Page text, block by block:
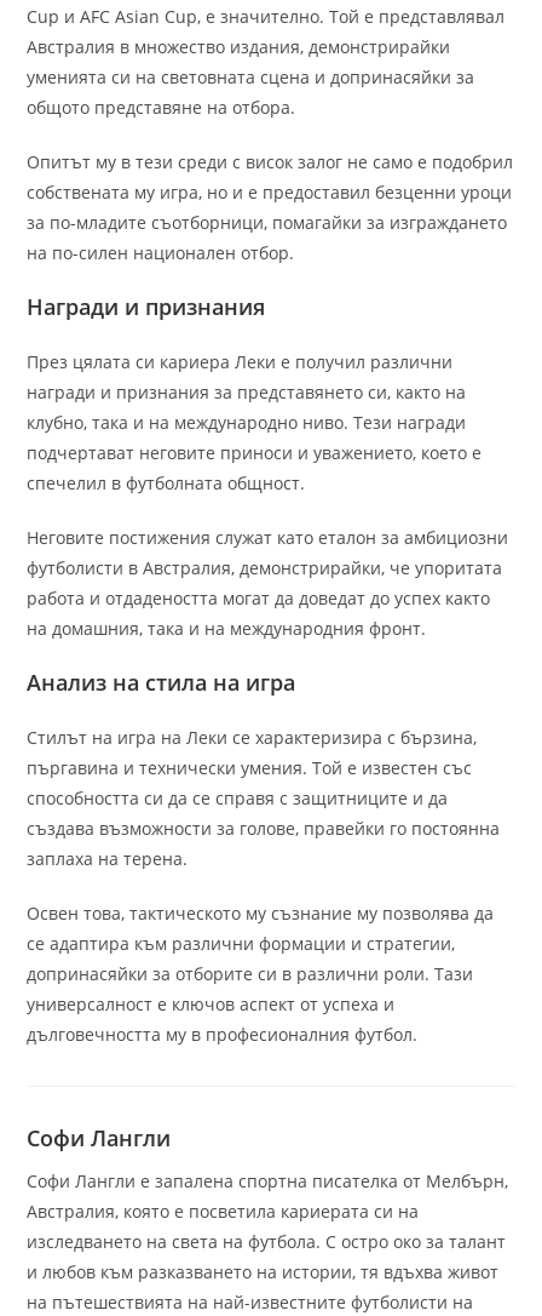
Cup и AFC Asian Cup, е значително. Той е представлявал
Австралия в множество издания, демонстрирайки
уменията си на световната сцена и допринасяйки за
общото представяне на отбора.
Опитът му в тези среди с висок залог не само е подобрил
собствената му игра, но и е предоставил безценни уроци
за по-младите съотборници, помагайки за изграждането
на по-силен национален отбор.
Награди и признания
През цялата си кариера Леки е получил различни
награди и признания за представянето си, както на
клубно, така и на международно ниво. Тези награди
подчертават неговите приноси и уважението, което е
спечелил в футболната общност.
Неговите постижения служат като еталон за амбициозни
футболисти в Австралия, демонстрирайки, че упоритата
работа и отдадеността могат да доведат до успех както
на домашния, така и на международния фронт.
Анализ на стила на игра
Стилът на игра на Леки се характеризира с бързина,
пъргавина и технически умения. Той е известен със
способността си да се справя с защитниците и да
създава възможности за голове, правейки го постоянна
заплаха на терена.
Освен това, тактическото му съзнание му позволява да
се адаптира към различни формации и стратегии,
допринасяйки за отборите си в различни роли. Тази
универсалност е ключов аспект от успеха и
дълговечността му в професионалния футбол.
Софи Лангли
Софи Лангли е запалена спортна писателка от Мелбърн,
Австралия, която е посветила кариерата си на
изследването на света на футбола. С остро око за талант
и любов към разказването на истории, тя вдъхва живот
на пътешествията на най-известните футболисти на